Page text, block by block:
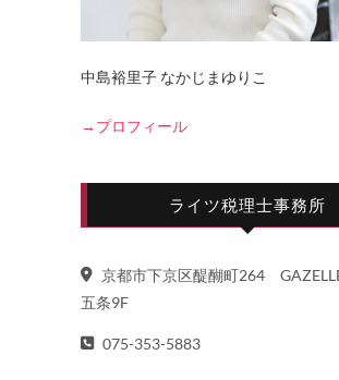
中島裕里子 なかじまゆりこ
→プロフィール
ライツ税理士事務所
京都市下京区醍醐町264
五条9F
075-353-5883